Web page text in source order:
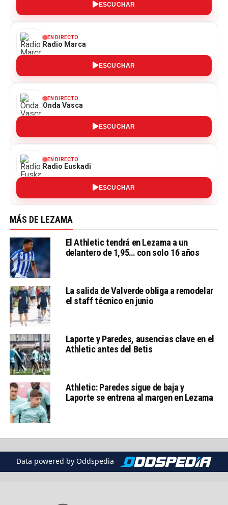
ESCUCHAR
EN DIRECTO
Radio Marca
ESCUCHAR
EN DIRECTO
Onda Vasca
ESCUCHAR
EN DIRECTO
Radio Euskadi
ESCUCHAR
MÁS DE LEZAMA
El Athletic tendrá en Lezama a un
delantero de 1,95… con solo 16 años
La salida de Valverde obliga a remodelar
el staff técnico en junio
Laporte y Paredes, ausencias clave en el
Athletic antes del Betis
Athletic: Paredes sigue de baja y
Laporte se entrena al margen en Lezama
Data powered by Oddspedia